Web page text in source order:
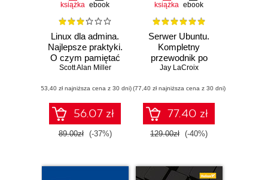
książka ebook
Linux dla admina.
Najlepsze praktyki.
O czym pamiętać
podczas
zarządzania
systemami
Scott Alan Miller
(53,40 zł najniższa cena z 30 dni)
56.07 zł
89.00zł (-37%)
książka ebook
Serwer Ubuntu.
Kompletny
przewodnik po
Ubuntu Server
Jay LaCroix
(77,40 zł najniższa cena z 30 dni)
77.40 zł
129.00zł (-40%)